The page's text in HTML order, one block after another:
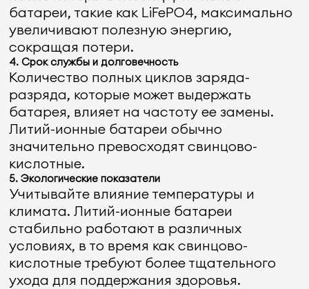
батареи, такие как LiFePO4, максимально
увеличивают полезную энергию,
сокращая потери.
4. Срок службы и долговечность
Количество полных циклов заряда-
разряда, которые может выдержать
батарея, влияет на частоту ее замены.
Литий-ионные батареи обычно
значительно превосходят свинцово-
кислотные.
5.Экологические показатели
Учитывайте влияние температуры и
климата. Литий-ионные батареи
стабильно работают в различных
условиях, в то время как свинцово-
кислотные требуют более тщательного
ухода для поддержания здоровья.